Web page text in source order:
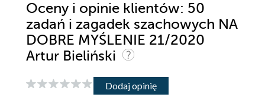
Oceny i opinie klientów: 50
zadań i zagadek szachowych NA
DOBRE MYŚLENIE 21/2020
Artur Bieliński
Dodaj opinię